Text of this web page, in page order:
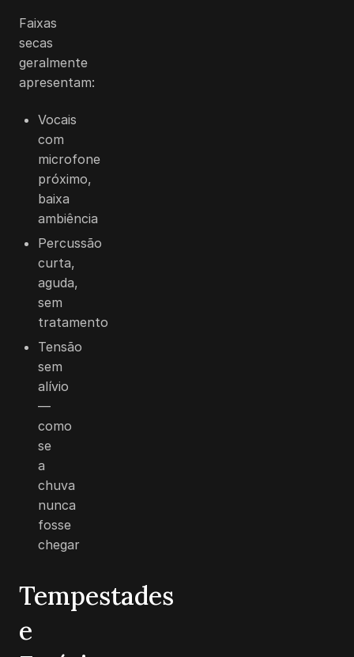
Faixas
secas
geralmente
apresentam:
Vocais
com
microfone
próximo,
baixa
ambiência
Percussão
curta,
aguda,
sem
tratamento
Tensão
sem
alívio
—
como
se
a
chuva
nunca
fosse
chegar
Tempestades
e